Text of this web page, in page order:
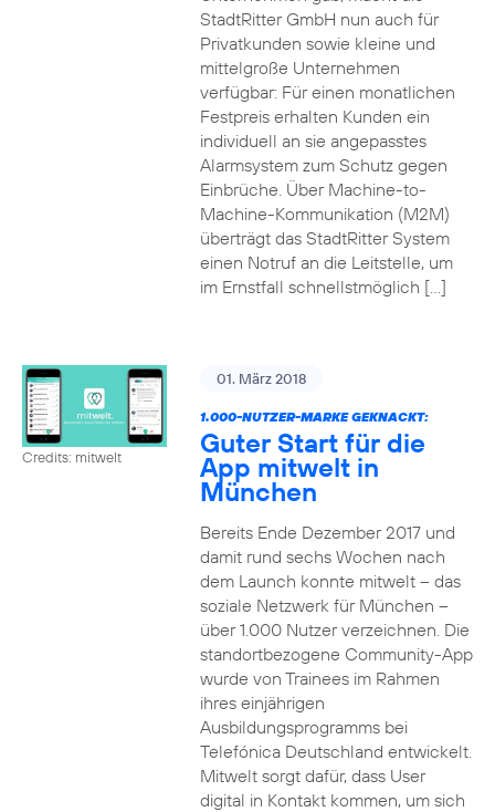
StadtRitter GmbH nun auch für
Privatkunden sowie kleine und
mittelgroße Unternehmen
verfügbar: Für einen monatlichen
Festpreis erhalten Kunden ein
individuell an sie angepasstes
Alarmsystem zum Schutz gegen
Einbrüche. Über Machine-to-
Machine-Kommunikation (M2M)
überträgt das StadtRitter System
einen Notruf an die Leitstelle, um
im Ernstfall schnellstmöglich […]
Credits: mitwelt
01. März 2018
1.000-NUTZER-MARKE GEKNACKT:
Guter Start für die
App mitwelt in
München
Bereits Ende Dezember 2017 und
damit rund sechs Wochen nach
dem Launch konnte mitwelt – das
soziale Netzwerk für München –
über 1.000 Nutzer verzeichnen. Die
standortbezogene Community-App
wurde von Trainees im Rahmen
ihres einjährigen
Ausbildungsprogramms bei
Telefónica Deutschland entwickelt.
Mitwelt sorgt dafür, dass User
digital in Kontakt kommen, um sich